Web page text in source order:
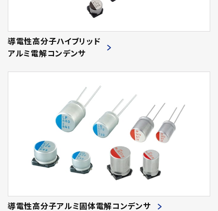
導電性高分子ハイブリッド
アルミ電解コンデンサ
導電性高分子アルミ固体電解コンデンサ